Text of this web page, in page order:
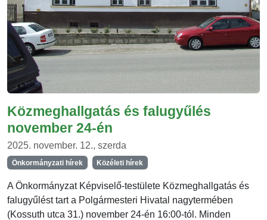
Közmeghallgatás és falugyűlés
november 24-én
2025. november. 12., szerda
Önkormányzati hírek Közéleti hírek
A Önkormányzat Képviselő-testülete Közmeghallgatás és
falugyűlést tart a Polgármesteri Hivatal nagytermében
(Kossuth utca 31.) november 24-én 16:00-tól. Minden